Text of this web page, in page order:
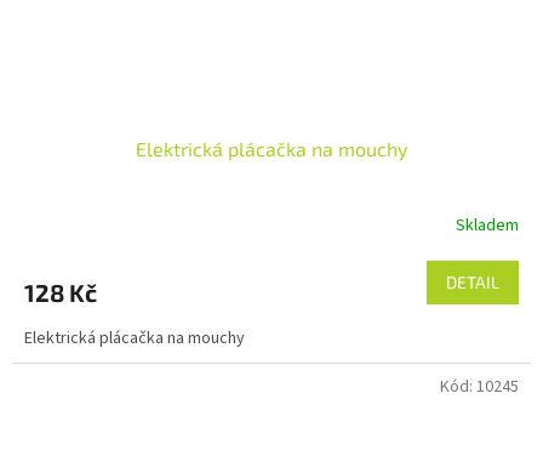
Elektrická plácačka na mouchy
Skladem
128 Kč DETAIL
Elektrická plácačka na mouchy
Kód: 10245